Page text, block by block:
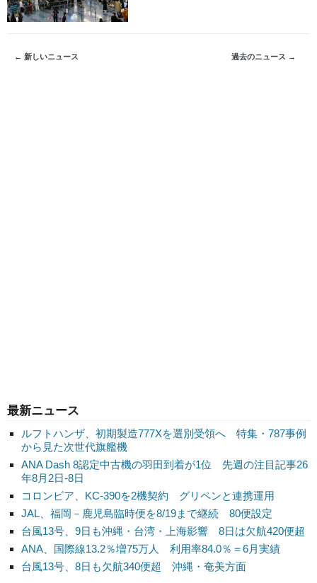
← 新しいニュース 過去のニュース →
最新ニュース
ルフトハンザ、初期製造777Xを選別受領へ 特集・787事例
から見た次世代旗艦機
ANA Dash 8認定中古機の羽田到着が1位 先週の注目記事26
年8月2日-8日
コロンビア、KC-390を2機契約 グリペンと連携運用
JAL、福岡－鹿児島臨時便を8/19まで継続 80便設定
台風13号、9日も沖縄・台湾・上海影響 8日は欠航420便超
ANA、国際線13.2％増75万人 利用率84.0％＝6月実績
台風13号、8日も欠航340便超 沖縄・奄美方面